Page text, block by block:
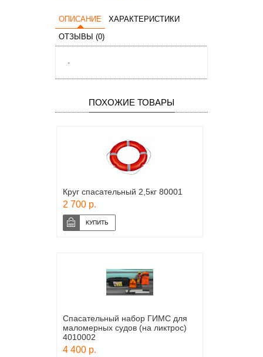
ОПИСАНИЕ
ХАРАКТЕРИСТИКИ
ОТЗЫВЫ (0)
-
ПОХОЖИЕ ТОВАРЫ
Круг спасательный 2,5кг 80001
2 700 р.
Спасательный набор ГИМС для
маломерных судов (на ликтрос)
4010002
4 400 р.